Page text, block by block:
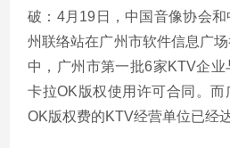
破：4月19日，中国音像协会
州联络站在广州市软件信息广
中，广州市第一批6家KTV企
卡拉OK版权使用许可合同。
OK版权费的KTV经营单位已经